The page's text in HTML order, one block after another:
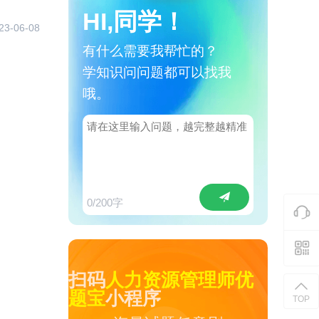
06-08 HI,同学！
有什么需要我帮忙的？
学知识问问题都可以找我
哦。
0/200字
扫码人力资源管理师优
题宝小程序 TOP